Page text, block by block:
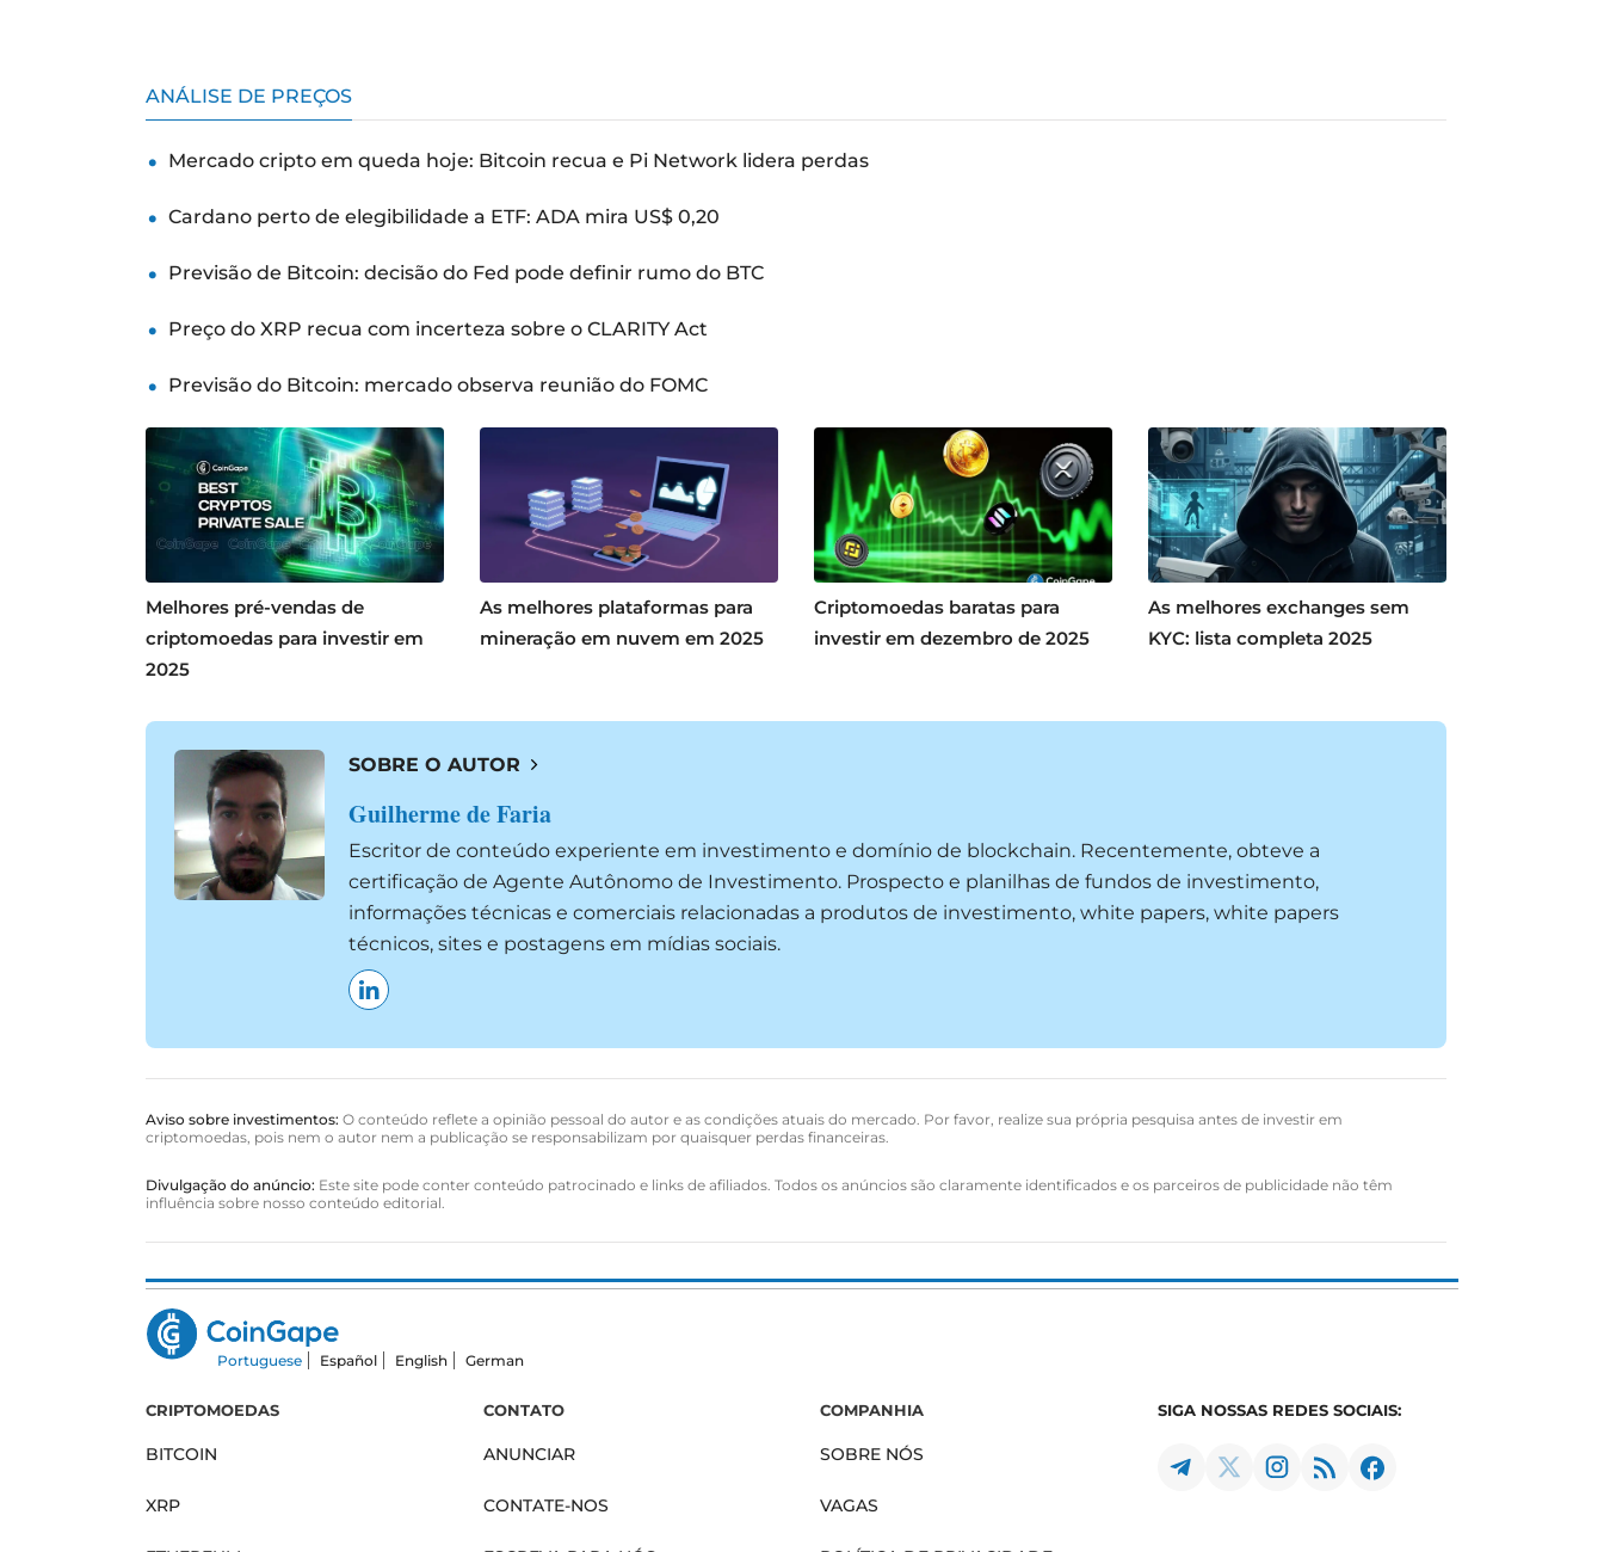
ANÁLISE DE PREÇOS
Mercado cripto em queda hoje: Bitcoin recua e Pi Network lidera perdas
Cardano perto de elegibilidade a ETF: ADA mira US$ 0,20
Previsão de Bitcoin: decisão do Fed pode definir rumo do BTC
Preço do XRP recua com incerteza sobre o CLARITY Act
Previsão do Bitcoin: mercado observa reunião do FOMC
Melhores pré-vendas de
criptomoedas para investir em
2025
As melhores plataformas para
mineração em nuvem em 2025
Criptomoedas baratas para
investir em dezembro de 2025
As melhores exchanges sem
KYC: lista completa 2025
SOBRE O AUTOR
Guilherme de Faria
Escritor de conteúdo experiente em investimento e domínio de blockchain. Recentemente, obteve a
certificação de Agente Autônomo de Investimento. Prospecto e planilhas de fundos de investimento,
informações técnicas e comerciais relacionadas a produtos de investimento, white papers, white papers
técnicos, sites e postagens em mídias sociais.
Aviso sobre investimentos: O conteúdo reflete a opinião pessoal do autor e as condições atuais do mercado. Por favor, realize sua própria pesquisa antes de investir em
criptomoedas, pois nem o autor nem a publicação se responsabilizam por quaisquer perdas financeiras.
Divulgação do anúncio: Este site pode conter conteúdo patrocinado e links de afiliados. Todos os anúncios são claramente identificados e os parceiros de publicidade não têm
influência sobre nosso conteúdo editorial.
Portuguese Español English German
CRIPTOMOEDAS
BITCOIN
XRP
CONTATO
ANUNCIAR
CONTATE-NOS
COMPANHIA
SOBRE NÓS
VAGAS
SIGA NOSSAS REDES SOCIAIS: